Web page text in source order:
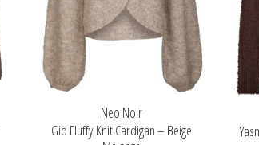
Neo Noir
Gio Fluffy Knit Cardigan – Beige